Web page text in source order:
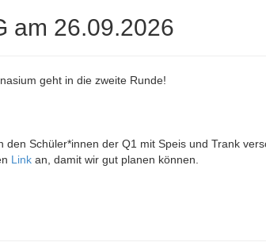
am 26.09.2026
geht in die zweite Runde!
Schüler*innen der Q1 mit Speis und Trank
Link an, damit wir gut planen können.